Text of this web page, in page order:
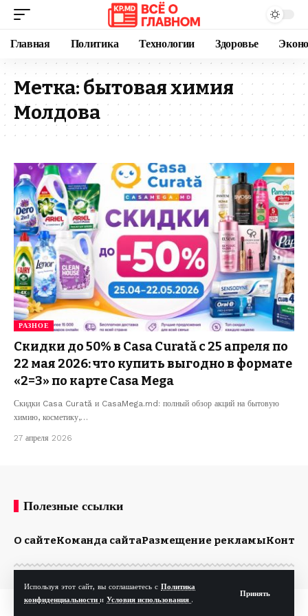
Используя этот сайт, вы соглашаетесь с Политика
конфиденциальности и Условия использования .
Принять
Главная Политика Технологии Здоровье
Метка: бытовая химия
Молдова
РАЗНОЕ
Скидки до 50% в Casa Curată с 25 апреля по
22 мая 2026: что купить выгодно в формате
«2=3» по карте Casa Mega
Скидки Casa Curată и CasaMega.md: полный обзор акций на бытовую
химию, косметику,…
27 апреля 2026
Полезные ссылки
О сайтеКоманда сайтаРазмещение рекламы
© Kp.md. Все права защищены.